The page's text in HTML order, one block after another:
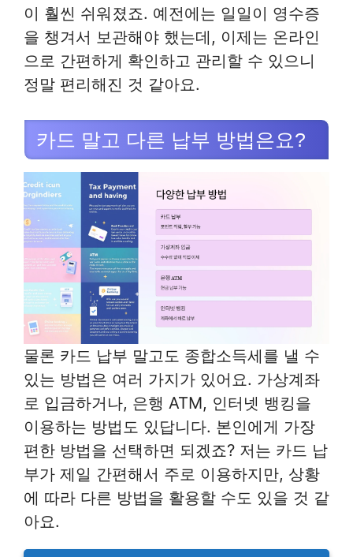
이 훨씬 쉬워졌죠. 예전에는 일일이 영수증
을 챙겨서 보관해야 했는데, 이제는 온라인
으로 간편하게 확인하고 관리할 수 있으니
정말 편리해진 것 같아요.
카드 말고 다른 납부 방법은요?
물론 카드 납부 말고도 종합소득세를 낼 수
있는 방법은 여러 가지가 있어요. 가상계좌
로 입금하거나, 은행 ATM, 인터넷 뱅킹을
이용하는 방법도 있답니다. 본인에게 가장
편한 방법을 선택하면 되겠죠? 저는 카드 납
부가 제일 간편해서 주로 이용하지만, 상황
에 따라 다른 방법을 활용할 수도 있을 것 같
아요.